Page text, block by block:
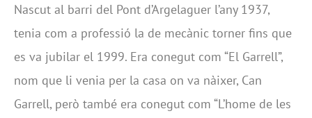
Nascut al barri del Pont d’Argelaguer l’any 1937,
tenia com a professió la de mecànic torner fins que
es va jubilar el 1999. Era conegut com “El Garrell”,
nom que li venia per la casa on va nàixer, Can
Garrell, però també era conegut com “L’home de les